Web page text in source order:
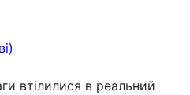
втілилися в реальний